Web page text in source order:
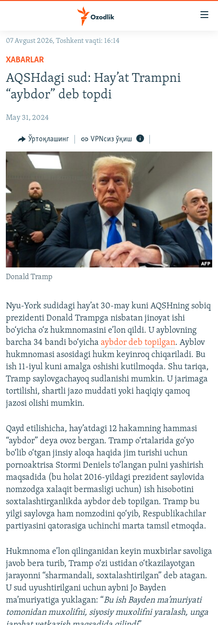
Асосий
навигацияга
ўтинг
Қидиришга
OZODVIDEO
OZODARXIV
На русском
ИЖТИМОИЙ ТАРМОҚЛАР
Озодлик бошқа тилларда
07 Avgust 2026, Toshkent vaqti: 16:14
XABARLAR
AQSHdagi sud: Hay’at Trampni
“aybdor” deb topdi
May 31, 2024
Ўртоқлашинг VPNсиз ўқиш
Donald Tramp
Nyu-York sudidagi hay’at 30-may kuni AQSHning sobiq
prezidenti Donald Trampga nisbatan jinoyat ishi
bo‘yicha o‘z hukmnomasini e’lon qildi. U ayblovning
barcha 34 bandi bo‘yicha aybdor deb topilgan. Ayblov
hukmnomasi asosidagi hukm keyinroq chiqariladi. Bu
ish 11-iyul kuni amalga oshishi kutilmoqda. Shu tariqa,
Tramp saylovgachayoq sudlanishi mumkin. U jarimaga
tortilishi, shartli jazo muddati yoki haqiqiy qamoq
jazosi olishi mumkin.
Qayd etilishicha, hay’atdagi 12 hakamning hammasi
“aybdor” deya ovoz bergan. Tramp o‘rtalarida go‘yo
bo‘lib o‘tgan jinsiy aloqa haqida jim turishi uchun
pornoaktrisa Stormi Deniels to‘langan pulni yashirish
maqsadida (bu holat 2016-yildagi prezident saylovida
nomzodga xalaqit bermasligi uchun) ish hisobotini
soxtalashtirganlikda aybdor deb topilgan. Tramp bu
yilgi saylovga ham nomzodini qo‘yib, Respublikachilar
partiyasini qatorasiga uchinchi marta tamsil etmoqda.
Hukmnoma e’lon qilinganidan keyin muxbirlar savoliga
javob bera turib, Tramp o‘zi ustidan o‘tkazilayotgan
jarayonni “sharmandali, soxtalashtirilgan” deb atagan.
U sud uyushtirilgani uchun aybni Jo Bayden
ma’muriyatiga yuklagan: “Bu ish Bayden ma’muriyati
tomonidan muxolifni, siyosiy muxolifni yaralash, unga